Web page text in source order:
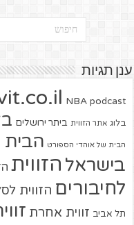
ענן תגיות
NBA podcast
בלוג אתר הזווית ביתר ירושלים
הבית של אוהדי הספורט הבית
בישראל הזווית
לחיבורים הזווית
תל אביב זווית אחרת